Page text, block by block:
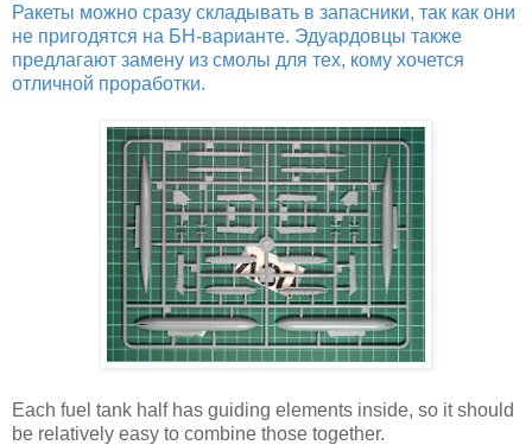
Ракеты можно сразу складывать в запасники, так как они
не пригодятся на БН-варианте. Эдуардовцы также
предлагают замену из смолы для тех, кому хочется
отличной проработки.
Each fuel tank half has guiding elements inside, so it should
be relatively easy to combine those together.